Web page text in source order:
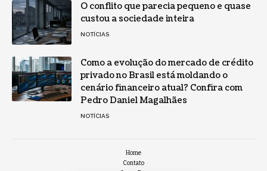
O conflito que parecia pequeno e quase
custou a sociedade inteira
NOTÍCIAS
Como a evolução do mercado de crédito
privado no Brasil está moldando o
cenário financeiro atual? Confira com
Pedro Daniel Magalhães
NOTÍCIAS
Home
Contato